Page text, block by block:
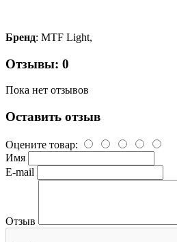
Бренд: MTF Light,
Отзывы: 0
Пока нет отзывов
Оставить отзыв
Оцените товар:
Имя
E-mail
Отзыв